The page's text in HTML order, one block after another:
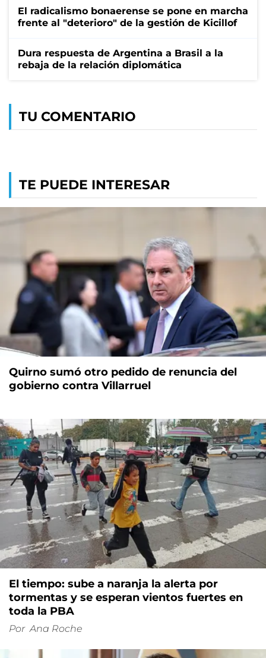
El radicalismo bonaerense se pone en marcha
frente al "deterioro" de la gestión de Kicillof
Dura respuesta de Argentina a Brasil a la
rebaja de la relación diplomática
TU COMENTARIO
TE PUEDE INTERESAR
Quirno sumó otro pedido de renuncia del
gobierno contra Villarruel
El tiempo: sube a naranja la alerta por
tormentas y se esperan vientos fuertes en
toda la PBA
Por Ana Roche